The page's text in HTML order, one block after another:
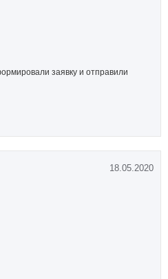
заявку и отправили
18.05.2020